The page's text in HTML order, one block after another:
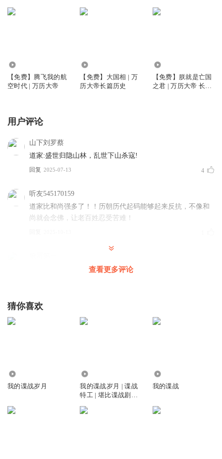
【免费】腾飞我的航
空时代 | 万历大帝
【免费】大国相 | 万
历大帝长篇历史
【免费】朕就是亡国
之君 | 万历大帝 长篇
用户评论
山下刘罗蔡
道家:盛世归隐山林，乱世下山杀寇!
回复 2025-07-13 4
听友545170159
道家比和尚强多了！！历朝历代起码能够起来反抗，不像和
尚就会念佛，让老百姓忍受苦难！
小道士要危险了……
普通向善
虽说主角的地位让他必须做出符合身份的行为，但大段地描
打卡
查看更多评论
猜你喜欢
我的谍战岁月
我的谍战岁月 | 谍战
特工 | 堪比谍战剧
我的谍战